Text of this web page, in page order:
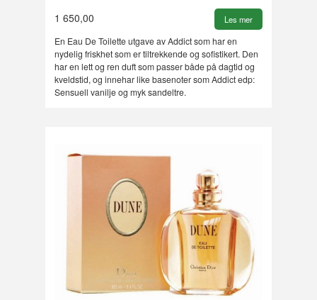
1 650,00 Les mer
En Eau De Toilette utgave av Addict som har en
nydelig friskhet som er tiltrekkende og sofistikert. Den
har en lett og ren duft som passer både på dagtid og
kveldstid, og innehar like basenoter som Addict edp:
Sensuell vanilje og myk sandeltre.